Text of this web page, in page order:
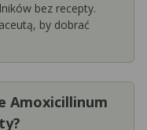
bez recepty.
by dobrać
Amoxicillinum